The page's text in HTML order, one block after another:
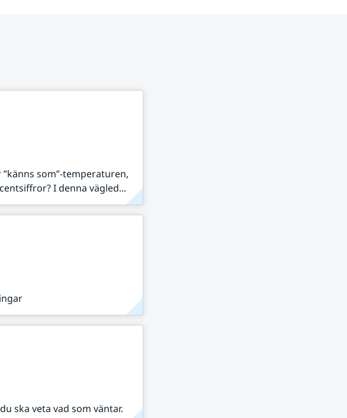
som”-temperaturen,
I denna vägled...
ska veta vad som väntar.